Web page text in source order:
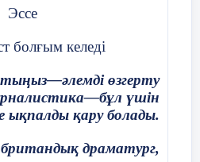
8705 727 89 31
нәтиже шығарып, өз жолымды
Ол жағынан да құр емеспін.
қарағанда, сыртқы
де білемін, өзіме өзім риза
ойдағыдай аяқтап,
жүрмін.
Эссе
болғым келеді
өзгерту
үшін
ықпалды қару болады.
драматург,